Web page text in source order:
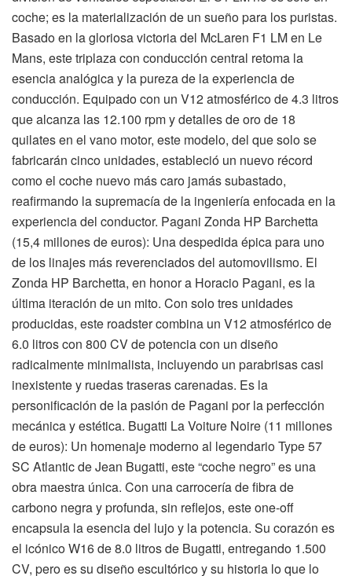
coche; es la materialización de un sueño para los puristas.
Basado en la gloriosa victoria del McLaren F1 LM en Le
Mans, este triplaza con conducción central retoma la
esencia analógica y la pureza de la experiencia de
conducción. Equipado con un V12 atmosférico de 4.3 litros
que alcanza las 12.100 rpm y detalles de oro de 18
quilates en el vano motor, este modelo, del que solo se
fabricarán cinco unidades, estableció un nuevo récord
como el coche nuevo más caro jamás subastado,
reafirmando la supremacía de la ingeniería enfocada en la
experiencia del conductor. Pagani Zonda HP Barchetta
(15,4 millones de euros): Una despedida épica para uno
de los linajes más reverenciados del automovilismo. El
Zonda HP Barchetta, en honor a Horacio Pagani, es la
última iteración de un mito. Con solo tres unidades
producidas, este roadster combina un V12 atmosférico de
6.0 litros con 800 CV de potencia con un diseño
radicalmente minimalista, incluyendo un parabrisas casi
inexistente y ruedas traseras carenadas. Es la
personificación de la pasión de Pagani por la perfección
mecánica y estética. Bugatti La Voiture Noire (11 millones
de euros): Un homenaje moderno al legendario Type 57
SC Atlantic de Jean Bugatti, este “coche negro” es una
obra maestra única. Con una carrocería de fibra de
carbono negra y profunda, sin reflejos, este one-off
encapsula la esencia del lujo y la potencia. Su corazón es
el icónico W16 de 8.0 litros de Bugatti, entregando 1.500
CV, pero es su diseño escultórico y su historia lo que lo